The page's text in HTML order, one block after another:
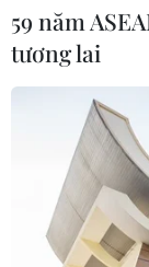
Tổng Biên tập:
Phó Tổng Biên
Sở hữu trí tuệ
59 năm
tương lai